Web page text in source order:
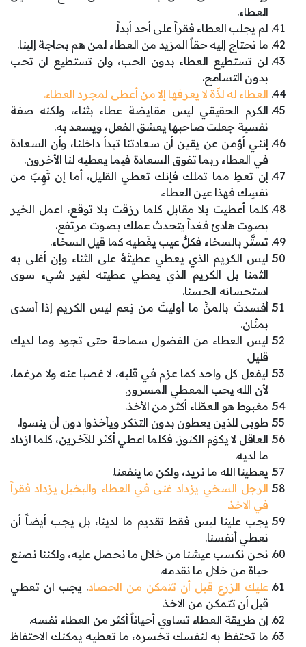
العطاء.
لم يجلب العطاء فقراً على أحد أبداً.
ما نحتاج إليه حقاً المزيد من العطاء لمن هم بحاجة إلينا.
لن تستطيع العطاء بدون الحب، وان تستطيع ان تحب
بدون التسامح.
العطاء له لذّة لا يعرفها إلا من أعطى لمجرد العطاء.
الكرم الحقيقي ليس مقايضة عطاء بثناء، ولكنه صفة
نفسية جعلت صاحبها يعشق الفعل، ويسعد به.
إنني أؤمن عن يقين أن سعادتنا تبدأ داخلنا، وأن السعادة
في العطاء ربما تفوق السعادة فيما يعطيه لنا الأخرون.
إن تعطِ مما تملك فإنك تعطي القليل، أما إن تَهِبَ من
نفسِك فهذا عين العطاء.
كلما أعطيت بلا مقابل كلما رزقت بلا توقع، اعمل الخير
بصوت هادئ فغداً يتحدث عملك بصوت مرتفع.
تستَّر بالسخاء فكلٌّ عيب يغَطيه كما قيل السخاء.
ليس الكريم الذي يعطي عطيتَهُ على الثناء وإن أغلى به
الثمنا بل الكريم الذي يعطي عطيته لغير شيء سوى
استحسانه الحسنا.
أفسدتَ بالمنِّ ما أوليتَ من نِعم ليس الكريم إذا أسدى
بمنّان.
ليس العطاء من الفضول سماحة حتى تجود وما لديك
قليل.
ليفعل كل واحد كما عزم في قلبه،‏ لا غصبا عنه ولا مرغما،‏
لأن الله يحب المعطي المسرور.
مغبوط هو العطّاء أكثر من الأخذ.
طوبى للذين يعطون بدون التذكر ويأخذوا دون أن ينسوا.
العاقل لا يكوّم الكنوز. فكلما اعطي أكثر للآخرين، كلما ازداد
ما لديه.
يعطينا الله ما نريد، ولكن ما ينفعنا.
الرجل السخي يزداد غنى في العطاء والبخيل يزداد فقراً
في الاخذ.
يجب علينا ليس فقط تقديم ما لدينا، بل يجب أيضاً أن
نعطي أنفسنا.
نحن نكسب عيشنا من خلال ما نحصل عليه، ولكننا نصنع
حياة من خلال ما نقدمه.
عليك الزرع قبل أن تتمكن من الحصاد. يجب ان تعطي
قبل أن تتمكن من الاخذ.
إن طريقة العطاء تساوي أحياناً أكثر من العطاء نفسه.
ما تحتفظ به لنفسك تخسره، ما تعطيه يمكنك الاحتفاظ